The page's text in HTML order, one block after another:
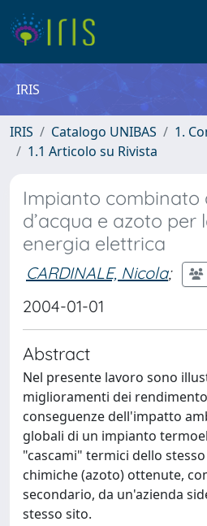
IRIS
IRIS Catalogo UNIBAS
1.
1.1 Articolo su Rivista
Impianto combinato
d’acqua e azoto per
energia elettrica
CARDINALE, Nicola;
2004-01-01
Abstract
Nel presente lavoro sono
miglioramenti dei
conseguenze dell'impatto
globali di un impianto
"cascami" termici dello
chimiche (azoto) ottenute,
secondario, da un'azienda
stesso sito.